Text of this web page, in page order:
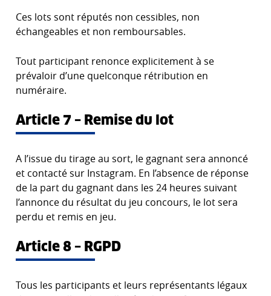
Ces lots sont réputés non cessibles, non
échangeables et non remboursables.
Tout participant renonce explicitement à se
prévaloir d’une quelconque rétribution en
numéraire.
Article 7 – Remise du lot
A l’issue du tirage au sort, le gagnant sera annoncé
et contacté sur Instagram. En l’absence de réponse
de la part du gagnant dans les 24 heures suivant
l’annonce du résultat du jeu concours, le lot sera
perdu et remis en jeu.
Article 8 – RGPD
Tous les participants et leurs représentants légaux